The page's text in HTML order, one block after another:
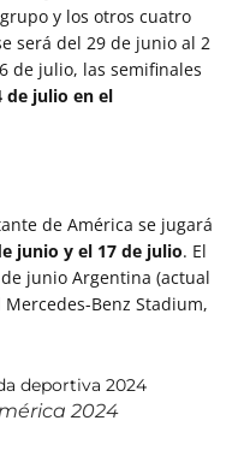
y los otros cuatro
será del 29 de junio al 2
de julio, las semifinales
de julio en el
de América se jugará
junio y el 17 de julio. El
junio Argentina (actual
Benz Stadium,
2024